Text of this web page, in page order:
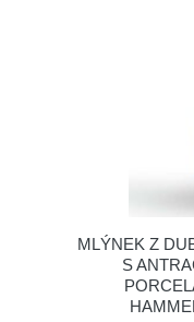
MLÝNEK Z
S